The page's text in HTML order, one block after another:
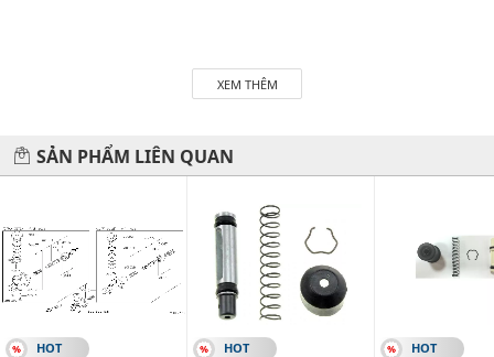
#phugiaoto #phutungoto
VIETPARTS - Thương hiệu 20 năm về cung cấp phụ tùng,
phụ kiện và phụ gia xe hơi.
Địa chỉ: 434 Trần Khát Chân- Hai Bà Trưng- Hà Nội
Hotline: 0945 333 777
XEM THÊM
SẢN PHẨM LIÊN QUAN
HOT HOT HOT